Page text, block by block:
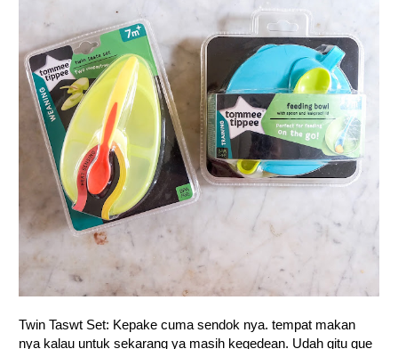
Twin Taswt Set: Kepake cuma sendok nya. tempat makan
nya kalau untuk sekarang ya masih kegedean. Udah gitu gue